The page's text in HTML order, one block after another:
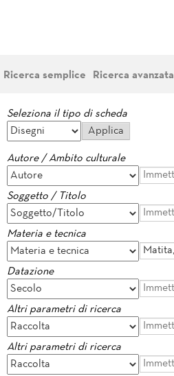
Ricerca semplice Ricerca avanzata
Seleziona il tipo di scheda
Autore / Ambito culturale
Soggetto / Titolo
Materia e tecnica
Datazione
Altri parametri di ricerca
Altri parametri di ricerca